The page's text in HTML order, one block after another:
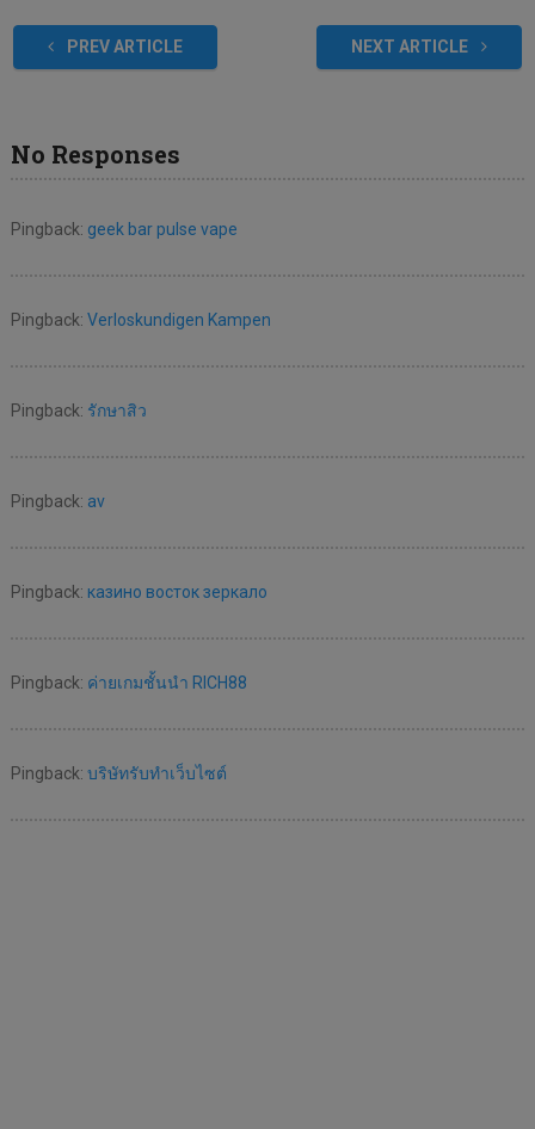
PREV ARTICLE NEXT ARTICLE
No Responses
Pingback: geek bar pulse vape
Pingback: Verloskundigen Kampen
Pingback: รักษาสิว
Pingback: av
Pingback: казино восток зеркало
Pingback: ค่ายเกมชั้นนำ RICH88
Pingback: บริษัทรับทำเว็บไซต์